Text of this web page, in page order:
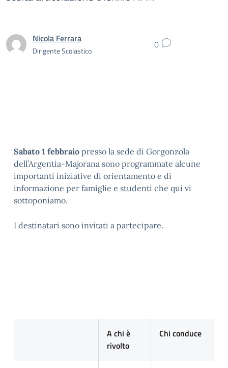
Nicola Ferrara
Dirigente Scolastico 0
Sabato 1 febbraio presso la sede di Gorgonzola
dell’Argentia-Majorana sono programmate alcune
importanti iniziative di orientamento e di
informazione per famiglie e studenti che qui vi
sottoponiamo.
I destinatari sono invitati a partecipare.
A chi è
rivolto
Chi conduce